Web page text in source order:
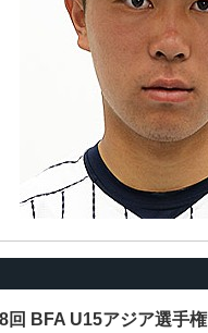
回 BFA U15アジア選手権